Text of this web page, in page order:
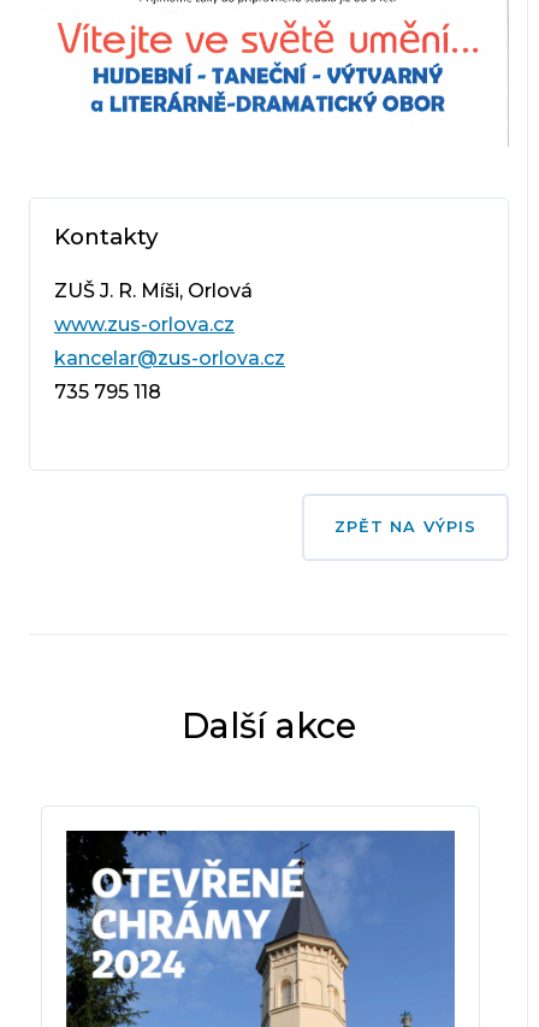
Kontakty
ZUŠ J. R. Míši, Orlová
www.zus-orlova.cz
kancelar@zus-orlova.cz
735 795 118
ZPĚT NA VÝPIS
Další akce